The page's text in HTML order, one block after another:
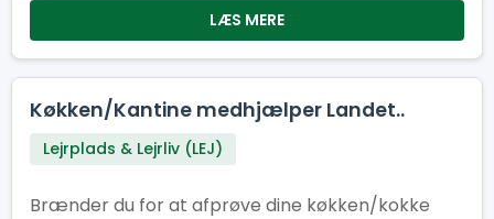
LÆS MERE
Køkken/Kantine medhjælper Landet..
Lejrplads & Lejrliv (LEJ)
Brænder du for at afprøve dine køkken/kokke